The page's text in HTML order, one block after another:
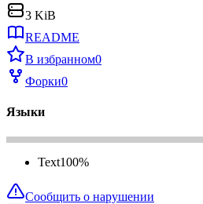
3 KiB
README
В избранном0
Форки0
Языки
Text100%
Сообщить о нарушении